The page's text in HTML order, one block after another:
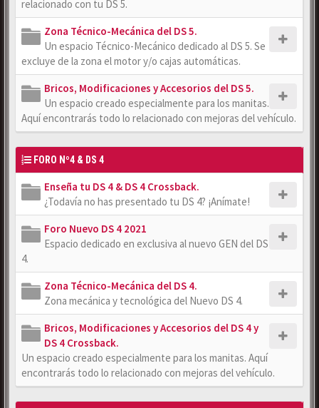
relacionado con tu DS 5.
Zona Técnico-Mecánica del DS 5.
Un espacio Técnico-Mecánico dedicado al DS 5. Se
excluye de la zona el motor y/o cajas automáticas.
Bricos, Modificaciones y Accesorios del DS 5.
Un espacio creado especialmente para los manitas.
Aquí encontrarás todo lo relacionado con mejoras del vehículo.
FORO Nº4 & DS 4
Enseña tu DS 4 & DS 4 Crossback.
¿Todavía no has presentado tu DS 4? ¡Anímate!
Foro Nuevo DS 4 2021
Espacio dedicado en exclusiva al nuevo GEN del DS
4.
Zona Técnico-Mecánica del DS 4.
Zona mecánica y tecnológica del Nuevo DS 4.
Bricos, Modificaciones y Accesorios del DS 4 y
DS 4 Crossback.
Un espacio creado especialmente para los manitas. Aquí
encontrarás todo lo relacionado con mejoras del vehículo.